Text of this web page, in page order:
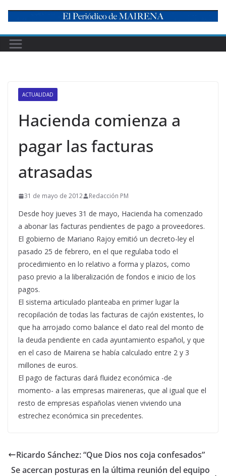
content
ACTUALIDAD
Hacienda comienza a
pagar las facturas
atrasadas
31 de mayo de 2012 Redacción PM
Desde hoy jueves 31 de mayo, Hacienda ha comenzado
a abonar las facturas pendientes de pago a proveedores.
El gobierno de Mariano Rajoy emitió un decreto-ley el
pasado 25 de febrero, en el que regulaba todo el
procedimiento en lo relativo a forma y plazos, como
paso previo a la liberalización de fondos e inicio de los
pagos.
El sistema articulado planteaba en primer lugar la
recopilación de todas las facturas de cajón existentes, lo
que ha arrojado como balance el dato real del monto de
la deuda pendiente en cada ayuntamiento español, y que
en el caso de Mairena se había calculado entre 2 y 3
millones de euros.
El pago de facturas dará fluidez económica -de
momento- a las empresas maireneras, que al igual que el
resto de empresas españolas vienen viviendo una
estrechez económica sin precedentes.
Ricardo Sánchez: “Que Dios nos coja confesados”
Se acercan posturas en la última reunión del equipo